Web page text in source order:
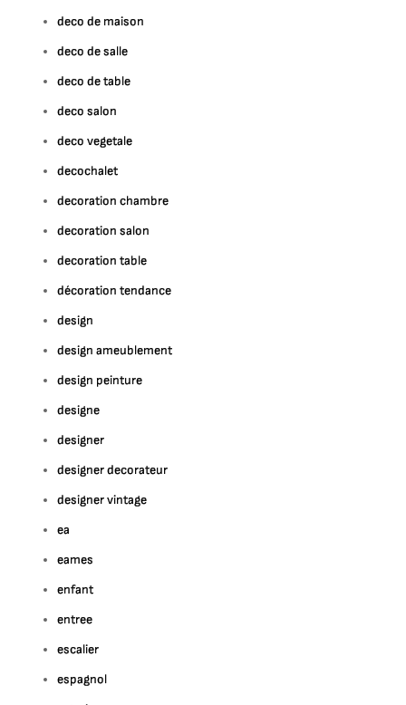
deco de maison
deco de salle
deco de table
deco salon
deco vegetale
decochalet
decoration chambre
decoration salon
decoration table
décoration tendance
design
design ameublement
design peinture
designe
designer
designer decorateur
designer vintage
ea
eames
enfant
entree
escalier
espagnol